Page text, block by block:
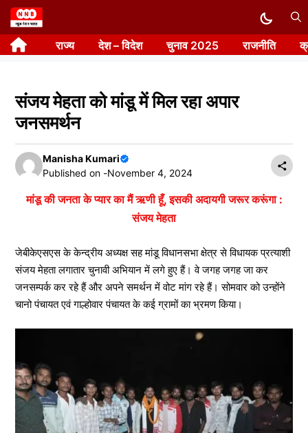
Skip
to
content राज्य देश – विदेश चुनाव 2025 राजनीति
संजय मेहता को मांडू में मिल रहा अपार
जनसमर्थन
Manisha Kumari
Published on -November 4, 2024
मांडू की जनता के प्यार का मैं ऋणी हूँ, इसकी अदायगी जरूर करूंगा :
संजय मेहता
जेबीकेएसएस के केन्द्रीय अध्यक्ष सह मांडू विधानसभा क्षेत्र से विधायक प्रत्याशी
संजय मेहता लगातार चुनावी अभियान में लगे हुए हैं। वे जगह जगह जा कर
जनसम्पर्क कर रहे हैं और अपने समर्थन में वोट मांग रहे हैं। सोमवार को उन्होंने
चानो पंचायत एवं गाल्होवार पंचायत के कई ग्रामों का भ्रमण किया।